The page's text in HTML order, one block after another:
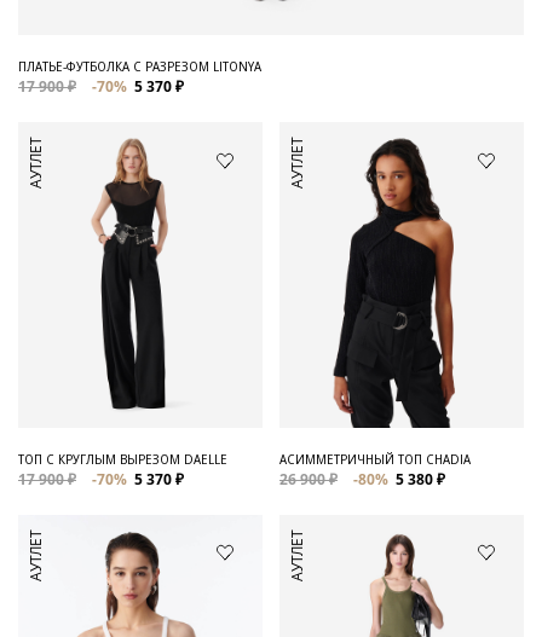
ПЛАТЬЕ-ФУТБОЛКА С РАЗРЕЗОМ LITONYA
17 900 ₽ -70% 5 370 ₽
АУТЛЕТ
ТОП С КРУГЛЫМ ВЫРЕЗОМ DAELLE
17 900 ₽ -70% 5 370 ₽
АУТЛЕТ
АСИММЕТРИЧНЫЙ ТОП CHADIA
26 900 ₽ -80% 5 380 ₽
АУТЛЕТ АУТЛЕТ